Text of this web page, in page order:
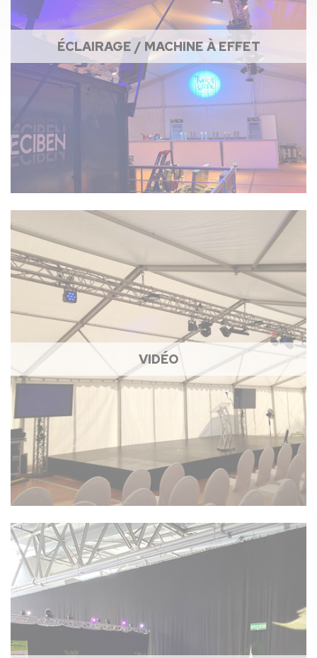
ÉCLAIRAGE / MACHINE À EFFET
VIDÉO